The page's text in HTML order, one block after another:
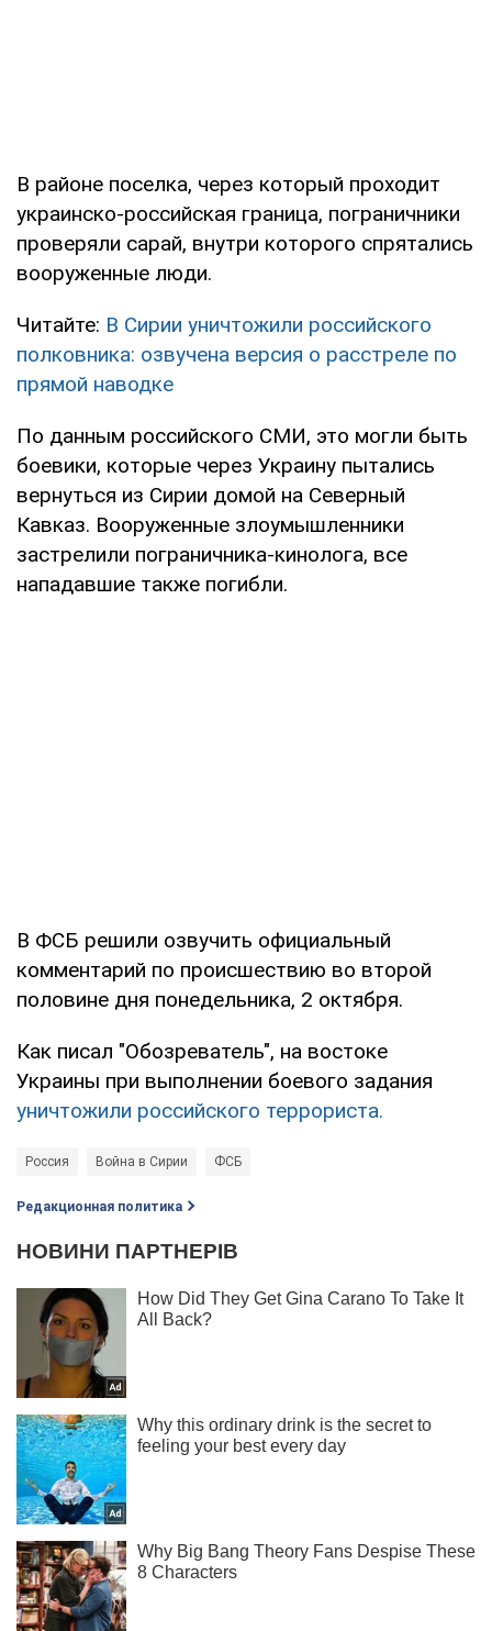
В районе поселка, через который проходит
украинско-российская граница, пограничники
проверяли сарай, внутри которого спрятались
вооруженные люди.
Читайте: В Сирии уничтожили российского
полковника: озвучена версия о расстреле по
прямой наводке
По данным российского СМИ, это могли быть
боевики, которые через Украину пытались
вернуться из Сирии домой на Северный
Кавказ. Вооруженные злоумышленники
застрелили пограничника-кинолога, все
нападавшие также погибли.
В ФСБ решили озвучить официальный
комментарий по происшествию во второй
половине дня понедельника, 2 октября.
Как писал "Обозреватель", на востоке
Украины при выполнении боевого задания
уничтожили российского террориста.
Россия Война в Сирии ФСБ
Редакционная политика